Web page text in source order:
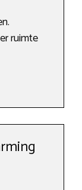
ruimte